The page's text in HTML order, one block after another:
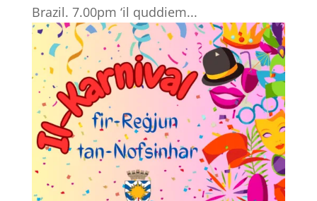
Brazil. 7.00pm ‘il quddiem...